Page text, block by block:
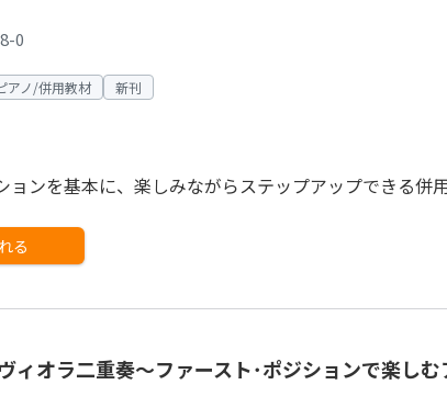
0
アノ/併用教材 新刊
ョンを基本に、楽しみながらステップアップできる併用
る
ィオラ二重奏～ファースト･ポジションで楽しむ